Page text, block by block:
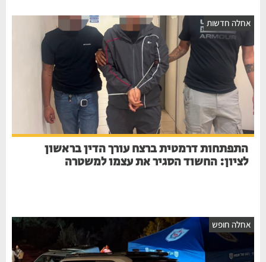
חדשות
התפתחות דרמטית ברצח עורך הדין בראשון
לציון: החשוד הסגיר את עצמו למשטרה
חופש